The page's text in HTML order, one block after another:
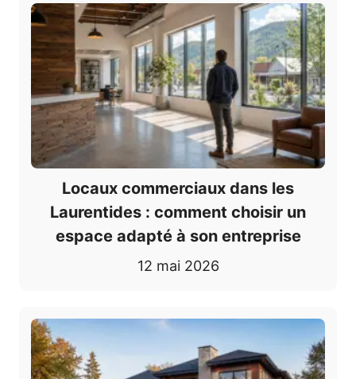
Locaux commerciaux dans les
Laurentides : comment choisir un
espace adapté à son entreprise
12 mai 2026